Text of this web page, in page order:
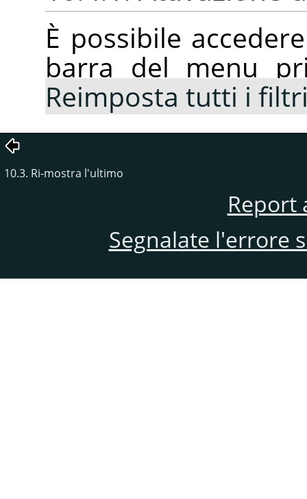
È possibile
barra del menu
Reimposta tutti i
10.3. Ri-mostra l'ultimo
Report
Segnalate l'errore